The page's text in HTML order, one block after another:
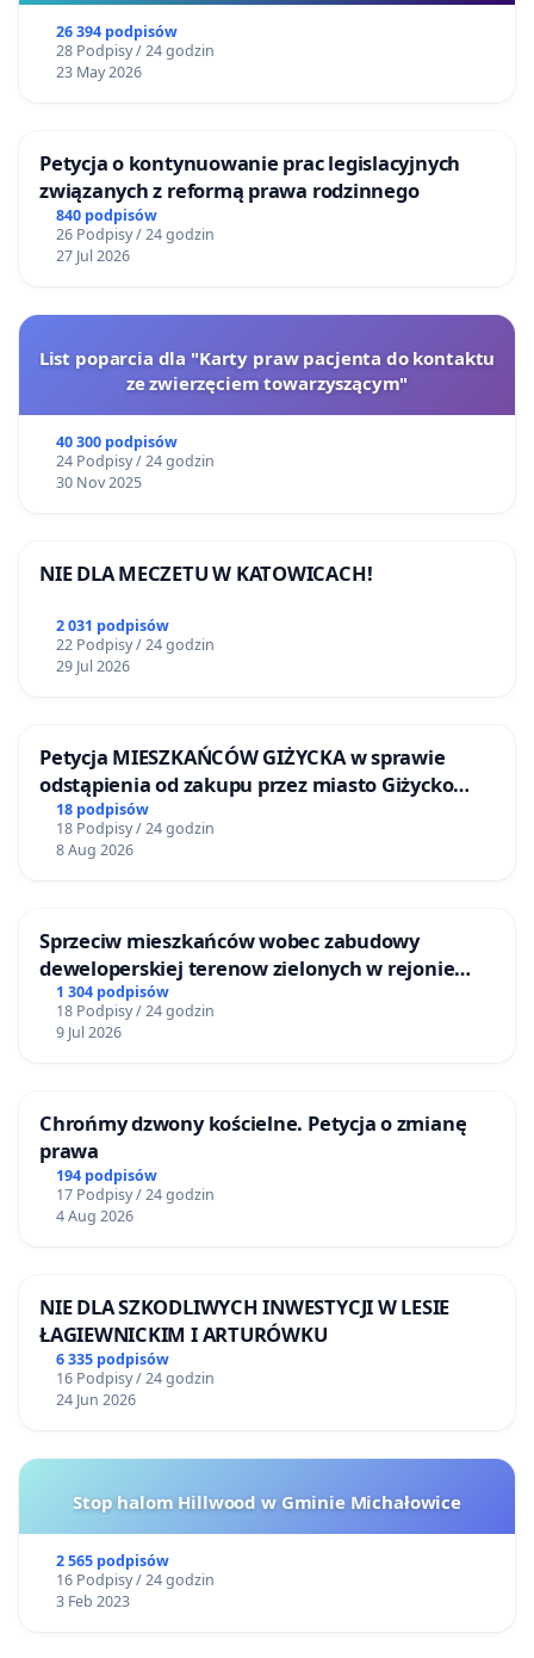
26 394 podpisów
28 Podpisy / 24 godzin
23 May 2026
Petycja o kontynuowanie prac legislacyjnych
związanych z reformą prawa rodzinnego
840 podpisów
26 Podpisy / 24 godzin
27 Jul 2026
List poparcia dla "Karty praw pacjenta do kontaktu
ze zwierzęciem towarzyszącym"
40 300 podpisów
24 Podpisy / 24 godzin
30 Nov 2025
NIE DLA MECZETU W KATOWICACH!
2 031 podpisów
22 Podpisy / 24 godzin
29 Jul 2026
Petycja MIESZKAŃCÓW GIŻYCKA w sprawie
odstąpienia od zakupu przez miasto Giżycko
nieruchomości położonej nad jeziorem Niegocin
18 podpisów
18 Podpisy / 24 godzin
8 Aug 2026
Sprzeciw mieszkańców wobec zabudowy
deweloperskiej terenow zielonych w rejonie
Bulwarów Straceńskich w Bielsku-Białej
1 304 podpisów
18 Podpisy / 24 godzin
9 Jul 2026
Chrońmy dzwony kościelne. Petycja o zmianę
prawa
194 podpisów
17 Podpisy / 24 godzin
4 Aug 2026
NIE DLA SZKODLIWYCH INWESTYCJI W LESIE
ŁAGIEWNICKIM I ARTURÓWKU
6 335 podpisów
16 Podpisy / 24 godzin
24 Jun 2026
Stop halom Hillwood w Gminie Michałowice
2 565 podpisów
16 Podpisy / 24 godzin
3 Feb 2023